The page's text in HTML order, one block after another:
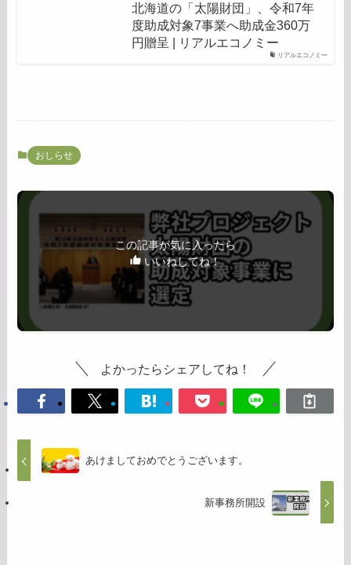
リアルエコノミー
北海道の「太陽財団」、令和7年
度助成対象7事業へ助成金360万
円贈呈 | リアルエコノミー
おしらせ
この記事が気に入ったら
いいねしてね！
よかったらシェアしてね！
あけましておめでとうございます。
新事務所開設